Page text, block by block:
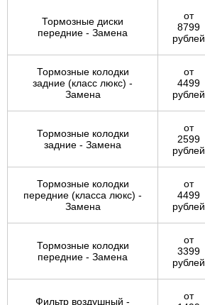
Тормозные диски
передние - Замена
от
8799
рублей
Тормозные колодки
задние (класс люкс) -
Замена
от
4499
рублей
Тормозные колодки
задние - Замена
от
2599
рублей
Тормозные колодки
передние (класса люкс) -
Замена
от
4499
рублей
Тормозные колодки
передние - Замена
от
3399
рублей
Фильтр воздушный -
от